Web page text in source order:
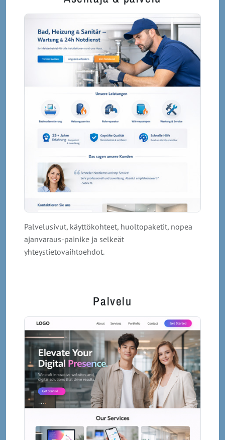
Palvelusivut, käyttökohteet, huoltopaketit, nopea
ajanvaraus-painike ja selkeät
yhteystietovaihtoehdot.
Palvelu